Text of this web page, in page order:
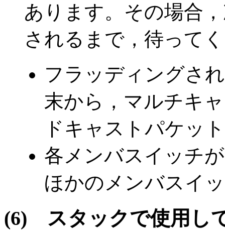
あります。その場合
されるまで，待って
フラッディングさ
末から，マルチキ
ドキャストパケッ
各メンバスイッチ
ほかのメンバスイ
(6) スタックで使用し